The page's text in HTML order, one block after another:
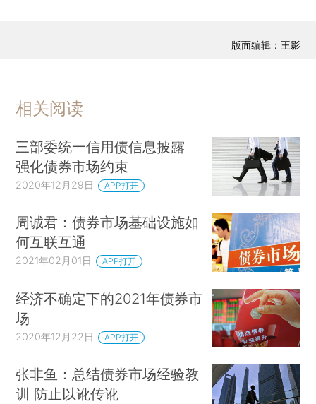
版面编辑：王影
相关阅读
三部委统一信用债信息披露
强化债券市场约束
2020年12月29日 APP打开
周诚君：债券市场基础设施如
何互联互通
2021年02月01日 APP打开
经济不确定下的2021年债券市
场
2020年12月22日 APP打开
张非鱼：总结债券市场经验教
训 防止以讹传讹